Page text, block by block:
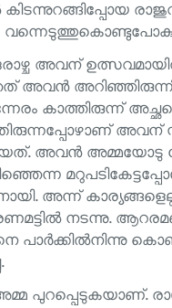
കിടന്നുറങ്ങിപ്പോയ
അവന്
അവൻ
കാത്തിരുന്ന്
അവന്
അവൻ അമ്മയോടു
അന്ന്
നടന്നു.
പാർക്കിൽനിന്നു
പുറപ്പെടുകയാണ്.